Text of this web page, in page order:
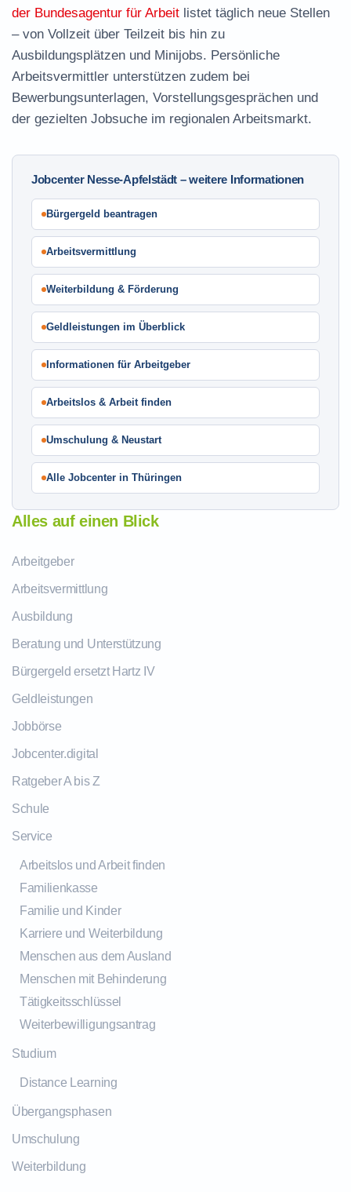
der Bundesagentur für Arbeit listet täglich neue Stellen
– von Vollzeit über Teilzeit bis hin zu
Ausbildungsplätzen und Minijobs. Persönliche
Arbeitsvermittler unterstützen zudem bei
Bewerbungsunterlagen, Vorstellungsgesprächen und
der gezielten Jobsuche im regionalen Arbeitsmarkt.
Jobcenter Nesse-Apfelstädt – weitere Informationen
Bürgergeld beantragen
Arbeitsvermittlung
Weiterbildung & Förderung
Geldleistungen im Überblick
Informationen für Arbeitgeber
Arbeitslos & Arbeit finden
Umschulung & Neustart
Alle Jobcenter in Thüringen
Alles auf einen Blick
Arbeitgeber
Arbeitsvermittlung
Ausbildung
Beratung und Unterstützung
Bürgergeld ersetzt Hartz IV
Geldleistungen
Jobbörse
Jobcenter.digital
Ratgeber A bis Z
Schule
Service
Arbeitslos und Arbeit finden
Familienkasse
Familie und Kinder
Karriere und Weiterbildung
Menschen aus dem Ausland
Menschen mit Behinderung
Tätigkeitsschlüssel
Weiterbewilligungsantrag
Studium
Distance Learning
Übergangsphasen
Umschulung
Weiterbildung